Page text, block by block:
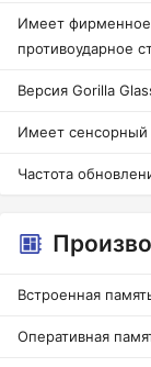
Имеет фирменное
противоударное
Версия Gorilla
Имеет сенсорный
Частота
Встроенная
Оперативная